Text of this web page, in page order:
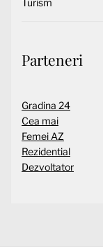
Turism
Parteneri
Gradina 24
Cea mai
Femei AZ
Rezidential
Dezvoltator